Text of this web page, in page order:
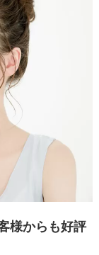
様からも好評